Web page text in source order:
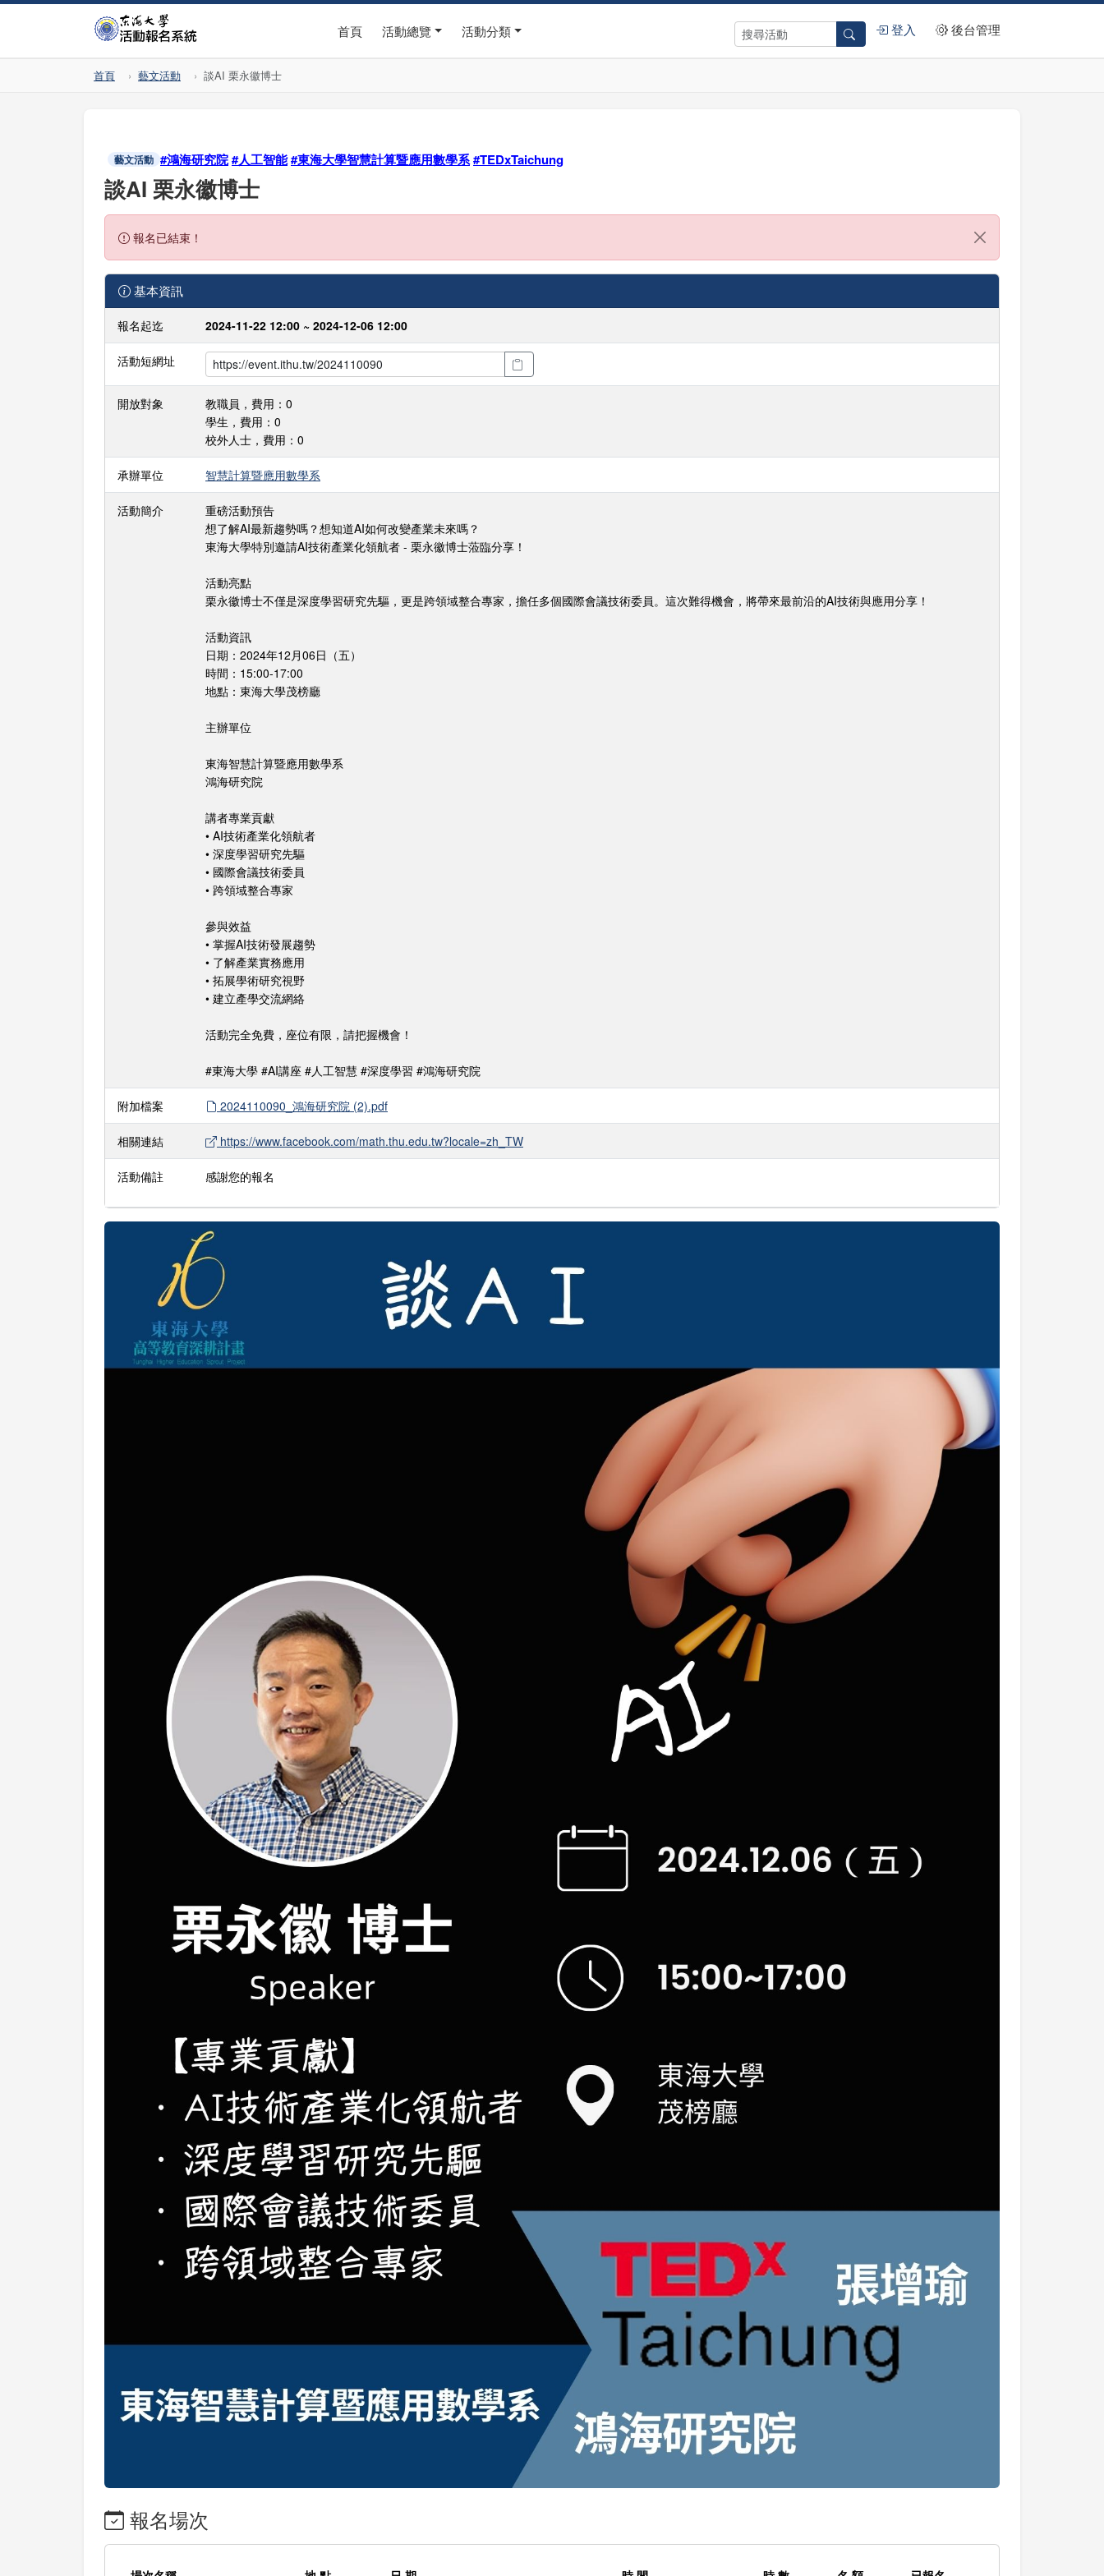
首頁 活動總覽 活動分類 登入 後台管理
首頁 藝文活動 談AI 栗永徽博士
藝文活動 #鴻海研究院#人工智能#東海大學智慧計算暨應用數學系#TEDxTaichung
談AI 栗永徽博士
報名已結束！
基本資訊
報名起迄 2024-11-22 12:00 ~ 2024-12-06 12:00
活動短網址
開放對象
教職員，費用：0
學生，費用：0
校外人士，費用：0
承辦單位 智慧計算暨應用數學系
活動簡介
重磅活動預告
想了解AI最新趨勢嗎？想知道AI如何改變產業未來嗎？
東海大學特別邀請AI技術產業化領航者 - 栗永徽博士蒞臨分享！
活動亮點
栗永徽博士不僅是深度學習研究先驅，更是跨領域整合專家，擔任多個國際會議技術委員。這次難得機會，將帶來最前沿的AI技術與應用分享！
活動資訊
日期：2024年12月06日（五）
時間：15:00-17:00
地點：東海大學茂榜廳
主辦單位
東海智慧計算暨應用數學系
鴻海研究院
講者專業貢獻
• AI技術產業化領航者
• 深度學習研究先驅
• 國際會議技術委員
• 跨領域整合專家
參與效益
• 掌握AI技術發展趨勢
• 了解產業實務應用
• 拓展學術研究視野
• 建立產學交流網絡
活動完全免費，座位有限，請把握機會！
#東海大學 #AI講座 #人工智慧 #深度學習 #鴻海研究院
附加檔案 2024110090_鴻海研究院 (2).pdf
相關連結 https://www.facebook.com/math.thu.edu.tw?locale=zh_TW
活動備註 感謝您的報名
報名場次